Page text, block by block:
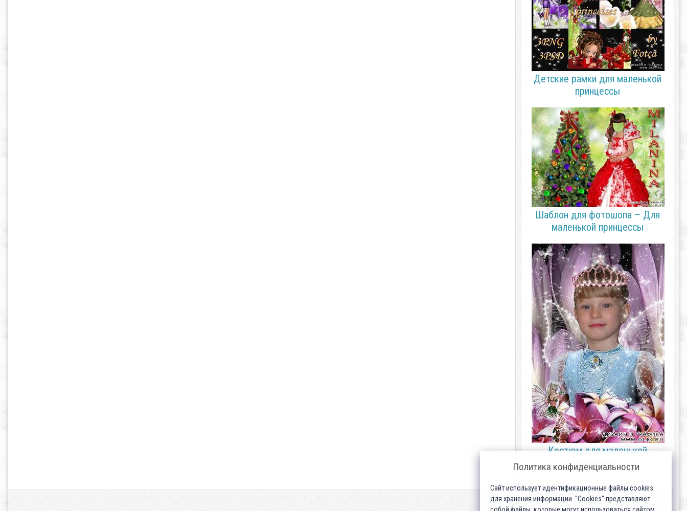
Детские рамки для маленькой
принцессы
Шаблон для фотошопа – Для
маленькой принцессы
Костюм для маленькой
принцессы
Политика конфиденциальности
Сайт использует идентификационные файлы cookies
для хранения информации. "Cookies" представляют